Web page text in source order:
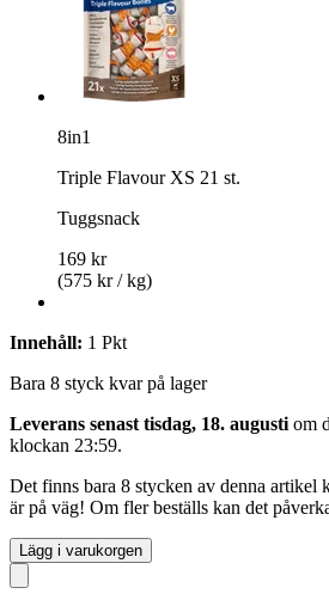
8in1
Triple Flavour XS 21 st.
Tuggsnack
169 kr
(575 kr / kg)
Innehåll: 1 Pkt
Bara 8 styck kvar på lager
Leverans senast tisdag, 18. augusti om
klockan 23:59.
Det finns bara 8 stycken av denna artikel
är på väg! Om fler beställs kan det
Lägg i varukorgen